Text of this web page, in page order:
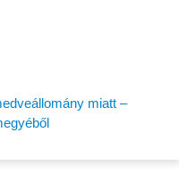
miatt –